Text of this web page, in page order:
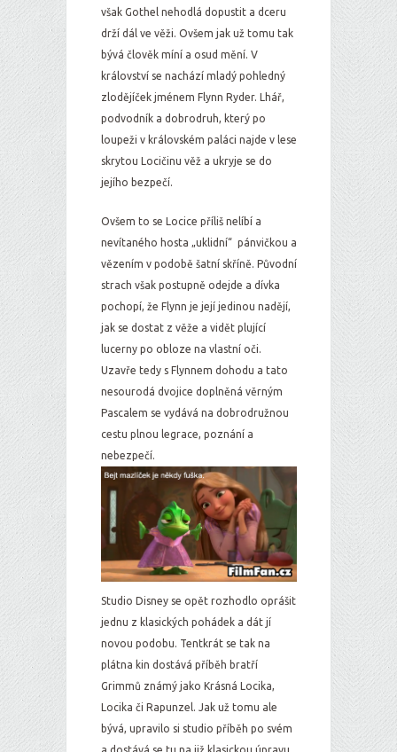
však Gothel nehodlá dopustit a dceru
drží dál ve věži. Ovšem jak už tomu tak
bývá člověk míní a osud mění. V
království se nachází mladý pohledný
zlodějíček jménem Flynn Ryder. Lhář,
podvodník a dobrodruh, který po
loupeži v královském paláci najde v lese
skrytou Locičinu věž a ukryje se do
jejího bezpečí.
Ovšem to se Locice příliš nelíbí a
nevítaného hosta „uklidní“ pánvičkou a
vězením v podobě šatní skříně. Původní
strach však postupně odejde a dívka
pochopí, že Flynn je její jedinou nadějí,
jak se dostat z věže a vidět plující
lucerny po obloze na vlastní oči.
Uzavře tedy s Flynnem dohodu a tato
nesourodá dvojice doplněná věrným
Pascalem se vydává na dobrodružnou
cestu plnou legrace, poznání a
nebezpečí.
Studio Disney se opět rozhodlo oprášit
jednu z klasických pohádek a dát jí
novou podobu. Tentkrát se tak na
plátna kin dostává příběh bratří
Grimmů známý jako Krásná Locika,
Locika či Rapunzel. Jak už tomu ale
bývá, upravilo si studio příběh po svém